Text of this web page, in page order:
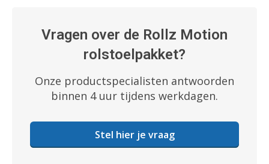
Vragen over de Rollz Motion
rolstoelpakket?
Onze productspecialisten antwoorden
binnen 4 uur tijdens werkdagen.
Stel hier je vraag